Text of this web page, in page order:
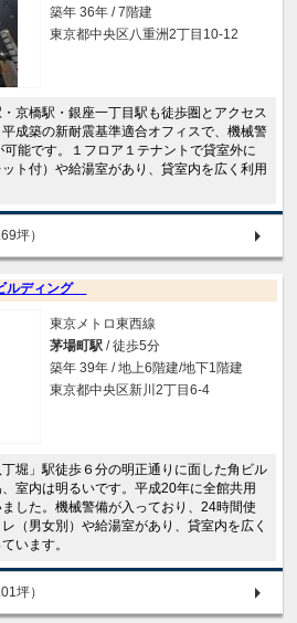
築年 36年 / 7階建
東京都中央区八重洲2丁目10-12
京橋駅・銀座一丁目駅も徒歩圏とアクセス
成築の新耐震基準適合オフィスで、機械警
能です。１フロア１テナントで貸室外に
ト付）や給湯室があり、貸室内を広く利用
坪）
ルディング
東京メトロ東西線
茅場町駅 / 徒歩5分
築年 39年 / 地上6階建/地下1階建
東京都中央区新川2丁目6-4
丁堀」駅徒歩６分の明正通りに面した角ビル
室内は明るいです。平成20年に全館共用
した。機械警備が入っており、24時間使
（男女別）や給湯室があり、貸室内を広く
います。
坪）